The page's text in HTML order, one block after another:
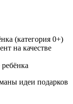
(категория 0+)
на качестве
идеи подарков